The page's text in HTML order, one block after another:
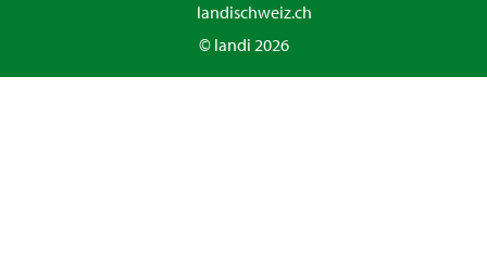
landischweiz.ch
© landi 2026